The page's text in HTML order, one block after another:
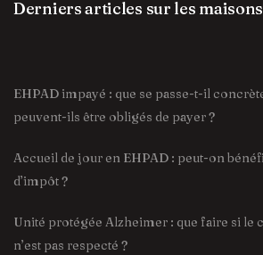
Derniers articles sur les
EHPAD impayé : que se passe-t-il
peuvent-ils être obligés de payer ?
Accueil de jour en EHPAD : peut-on
d’impôt ?
Unité protégée Alzheimer : que faire si le
n’est pas respecté ?